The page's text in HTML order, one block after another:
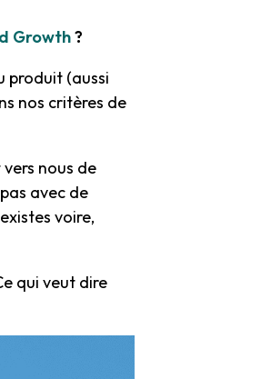
Growth?
produit (aussi
nos critères de
nous de
avec de
voire,
qui veut dire